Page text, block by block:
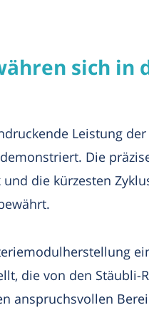
sich in
Leistung der
Die
die kürzesten
die von den Stäubli-
anspruchsvollen